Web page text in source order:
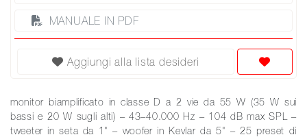
MANUALE IN PDF
Aggiungi alla lista desideri
monitor biamplificato in classe D a 2 vie da 55 W (35 W sui
bassi e 20 W sugli alti) – 43–40.000 Hz – 104 dB max SPL –
tweeter in seta da 1" – woofer in Kevlar da 5" – 25 preset di